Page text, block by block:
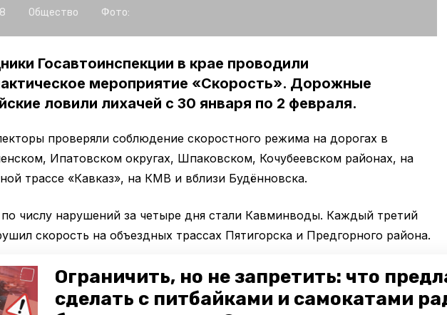
Ограничить, но не запретить: что
сделать с питбайками и самокатами
Общество Фото:
Госавтоинспекции в крае проводили
мероприятие «Скорость». Дорожные
ловили лихачей с 30 января по 2 февраля.
проверяли соблюдение скоростного режима на дорогах в
Ипатовском округах, Шпаковском, Кочубеевском районах, на
трассе «Кавказ», на КМВ и вблизи Будённовска.
числу нарушений за четыре дня стали Кавминводы. Каждый третий
скорость на объездных трассах Пятигорска и Предгорного района.
рейда 58 водителей могут лишиться прав на срок до одного года.
установленный скоростной режим на 60 и более километров.
направили в суд для принятия решения о наказании. Об этом